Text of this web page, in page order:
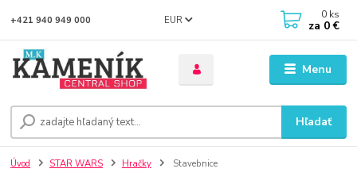
Menu
EUR
Hľadať
+421 940 949 000 0 ks
za 0 €
Úvod STAR WARS Hračky Stavebnice